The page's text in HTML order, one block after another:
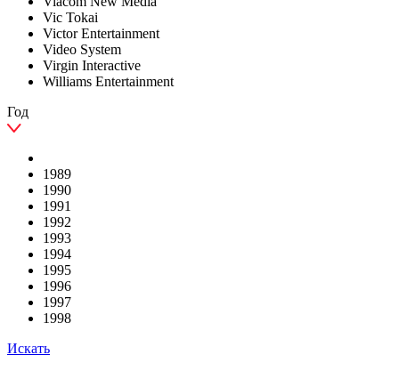
Vic Tokai
Victor Entertainment
Video System
Virgin Interactive
Williams Entertainment
Год
1989
1990
1991
1992
1993
1994
1995
1996
1997
1998
Искать